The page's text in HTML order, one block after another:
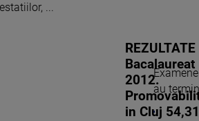
...
REZULTATE
Bacalaureat
2012.
in Cluj
au